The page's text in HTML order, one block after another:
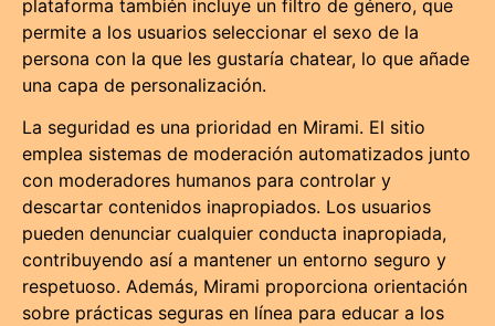
plataforma también incluye un filtro de género, que
permite a los usuarios seleccionar el sexo de la
persona con la que les gustaría chatear, lo que añade
una capa de personalización.
La seguridad es una prioridad en Mirami. El sitio
emplea sistemas de moderación automatizados junto
con moderadores humanos para controlar y
descartar contenidos inapropiados. Los usuarios
pueden denunciar cualquier conducta inapropiada,
contribuyendo así a mantener un entorno seguro y
respetuoso. Además, Mirami proporciona orientación
sobre prácticas seguras en línea para educar a los